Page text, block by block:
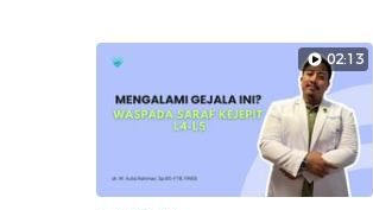
02:13